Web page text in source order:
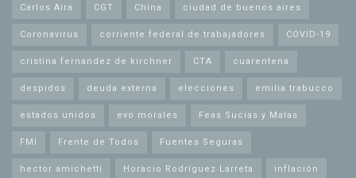
Carlos Aira CGT China ciudad de buenos aires
Coronavirus corriente federal de trabajadores COVID-19
cristina fernandez de kirchner CTA cuarentena
despidos deuda externa elecciones emilia trabucco
estados unidos evo morales Feas Sucias y Malas
FMI Frente de Todos Fuentes Seguras
hector amichetti Horacio Rodríguez Larreta inflación